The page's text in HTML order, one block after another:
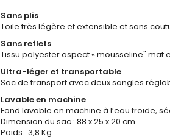
Sans plis
Toile très légère et extensible et sans
Sans reflets
Tissu polyester aspect « mousseline" mat
Ultra-léger et transportable
Sac de transport avec deux sangles
Lavable en machine
Fond lavable en machine à l’eau froide,
Dimension du sac : 88 x 25 x 20 cm
Poids : 3,8 Kg